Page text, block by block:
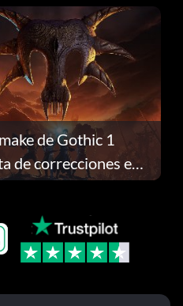
de Gothic 1
de correcciones en